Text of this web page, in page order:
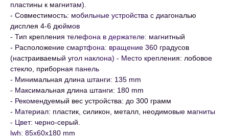
пластины к магнитам).
- Совместимость: мобильные устройства с диагональю
дисплея 4-6 дюймов
- Тип крепления телефона в держателе: магнитный
- Расположение смартфона: вращение 360 градусов
(настраиваемый угол наклона) - Место крепления: лобовое
стекло, приборная панель
- Минимальная длина штанги: 135 mm
- Максимальная длина штанги: 180 mm
- Рекомендуемый вес устройства: до 300 грамм
- Материал: пластик, силикон, металл, неодимовые магниты
- Цвет: черно-серый.
lwh: 85x60x180 mm